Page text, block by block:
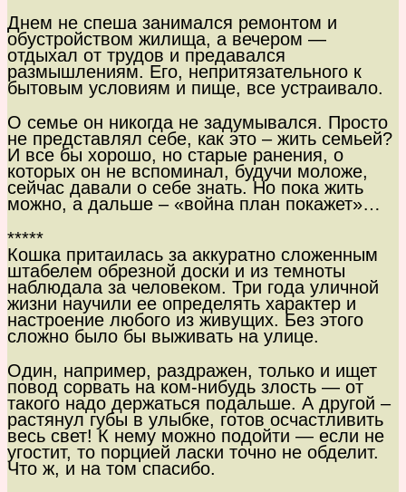
Днем не спеша занимался ремонтом и
обустройством жилища, а вечером —
отдыхал от трудов и предавался
размышлениям. Его, непритязательного к
бытовым условиям и пище, все устраивало.
О семье он никогда не задумывался. Просто
не представлял себе, как это – жить семьей?
И все бы хорошо, но старые ранения, о
которых он не вспоминал, будучи моложе,
сейчас давали о себе знать. Но пока жить
можно, а дальше – «война план покажет»…
*****
Кошка притаилась за аккуратно сложенным
штабелем обрезной доски и из темноты
наблюдала за человеком. Три года уличной
жизни научили ее определять характер и
настроение любого из живущих. Без этого
сложно было бы выживать на улице.
Один, например, раздражен, только и ищет
повод сорвать на ком-нибудь злость — от
такого надо держаться подальше. А другой –
растянул губы в улыбке, готов осчастливить
весь свет! К нему можно подойти — если не
угостит, то порцией ласки точно не обделит.
Что ж, и на том спасибо.